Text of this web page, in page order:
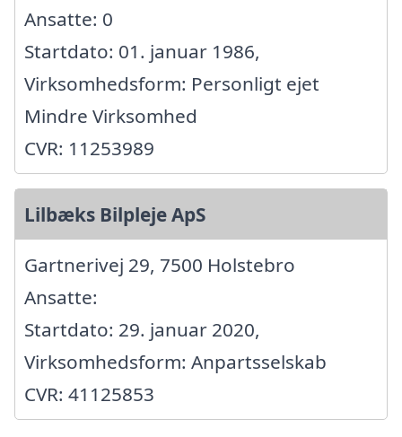
Ansatte: 0
Startdato: 01. januar 1986,
Virksomhedsform: Personligt ejet
Mindre Virksomhed
CVR: 11253989
Lilbæks Bilpleje ApS
Gartnerivej 29, 7500 Holstebro
Ansatte:
Startdato: 29. januar 2020,
Virksomhedsform: Anpartsselskab
CVR: 41125853